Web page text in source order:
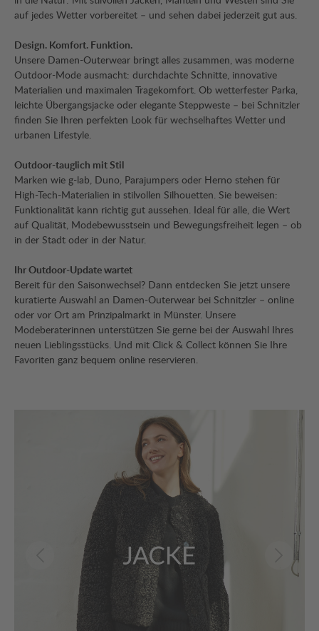
auf jedes Wetter vorbereitet – und sehen dabei jederzeit gut aus.
Design. Komfort. Funktion.
Unsere Damen-Outerwear bringt alles zusammen, was moderne
Outdoor-Mode ausmacht: durchdachte Schnitte, innovative
Materialien und maximalen Tragekomfort. Ob wetterfester Parka,
leichte Übergangsjacke oder elegante Steppweste – bei Schnitzler
finden Sie Ihren perfekten Look für wechselhaftes Wetter und
urbanen Lifestyle.
Outdoor-tauglich mit Stil
Marken wie g-lab, Duno, Parajumpers oder Herno stehen für
High-Tech-Materialien in stilvollen Silhouetten. Sie beweisen:
Funktionalität kann richtig gut aussehen. Ideal für alle, die Wert
auf Qualität, Modebewusstsein und Bewegungsfreiheit legen – ob
in der Stadt oder in der Natur.
Ihr Outdoor-Update wartet
Bereit für den Saisonwechsel? Dann entdecken Sie jetzt unsere
kuratierte Auswahl an Damen-Outerwear bei Schnitzler – online
oder vor Ort am Prinzipalmarkt in Münster. Unsere
Modeberaterinnen unterstützen Sie gerne bei der Auswahl Ihres
neuen Lieblingsstücks. Und mit Click & Collect können Sie Ihre
Favoriten ganz bequem online reservieren.